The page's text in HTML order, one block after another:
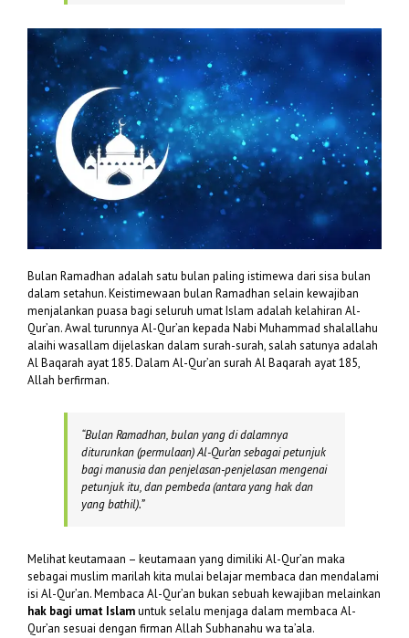
Bulan Ramadhan adalah satu bulan paling istimewa dari sisa bulan
dalam setahun. Keistimewaan bulan Ramadhan selain kewajiban
menjalankan puasa bagi seluruh umat Islam adalah kelahiran Al-
Qur’an. Awal turunnya Al-Qur’an kepada Nabi Muhammad shalallahu
alaihi wasallam dijelaskan dalam surah-surah, salah satunya adalah
Al Baqarah ayat 185. Dalam Al-Qur’an surah Al Baqarah ayat 185,
Allah berfirman.
“Bulan Ramadhan, bulan yang di dalamnya
diturunkan (permulaan) Al-Qur’an sebagai petunjuk
bagi manusia dan penjelasan-penjelasan mengenai
petunjuk itu, dan pembeda (antara yang hak dan
yang bathil).”
Melihat keutamaan – keutamaan yang dimiliki Al-Qur’an maka
sebagai muslim marilah kita mulai belajar membaca dan mendalami
isi Al-Qur’an. Membaca Al-Qur’an bukan sebuah kewajiban melainkan
hak bagi umat Islamuntuk selalu menjaga dalam membaca Al-
Qur’an sesuai dengan firman Allah Subhanahu wa ta’ala.